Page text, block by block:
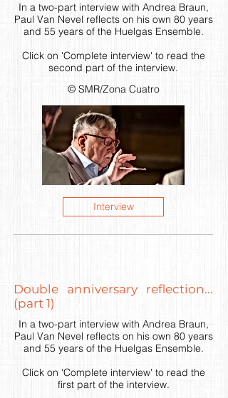
In a two-part interview with Andrea Braun,
Paul Van Nevel reflects on his own 80 years
and 55 years of the Huelgas Ensemble.
Click on 'Complete interview' to read the
second part of the interview.
© SMR/Zona Cuatro
Interview
Double anniversary reflection...
(part 1)
In a two-part interview with Andrea Braun,
Paul Van Nevel reflects on his own 80 years
and 55 years of the Huelgas Ensemble.
Click on 'Complete interview' to read the
first part of the interview.